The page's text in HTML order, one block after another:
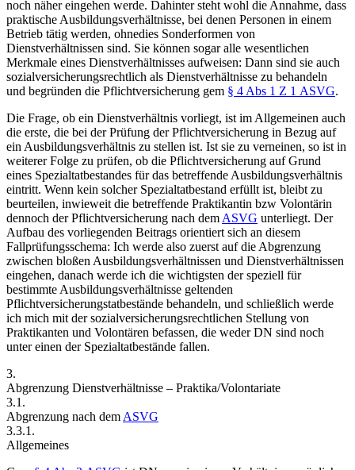
noch näher eingehen werde. Dahinter steht wohl die Annahme, dass
praktische Ausbildungsverhältnisse, bei denen Personen in einem
Betrieb tätig werden, ohnedies Sonderformen von
Dienstverhältnissen sind. Sie können sogar alle wesentlichen
Merkmale eines Dienstverhältnisses aufweisen: Dann sind sie auch
sozialversicherungsrechtlich als Dienstverhältnisse zu behandeln
und begründen die Pflichtversicherung gem § 4 Abs 1 Z 1 ASVG.
Die Frage, ob ein Dienstverhältnis vorliegt, ist im Allgemeinen auch
die erste, die bei der Prüfung der Pflichtversicherung in Bezug auf
ein Ausbildungsverhältnis zu stellen ist. Ist sie zu verneinen, so ist in
weiterer Folge zu prüfen, ob die Pflichtversicherung auf Grund
eines Spezialtatbestandes für das betreffende Ausbildungsverhältnis
eintritt. Wenn kein solcher Spezialtatbestand erfüllt ist, bleibt zu
beurteilen, inwieweit die betreffende Praktikantin bzw Volontärin
dennoch der Pflichtversicherung nach dem ASVG unterliegt. Der
Aufbau des vorliegenden Beitrags orientiert sich an diesem
Fallprüfungsschema: Ich werde also zuerst auf die Abgrenzung
zwischen bloßen Ausbildungsverhältnissen und Dienstverhältnissen
eingehen, danach werde ich die wichtigsten der speziell für
bestimmte Ausbildungsverhältnisse geltenden
Pflichtversicherungstatbestände behandeln, und schließlich werde
ich mich mit der sozialversicherungsrechtlichen Stellung von
Praktikanten und Volontären befassen, die weder DN sind noch
unter einen der Spezialtatbestände fallen.
3.
Abgrenzung Dienstverhältnisse – Praktika/Volontariate
3.1.
Abgrenzung nach dem ASVG
3.3.1.
Allgemeines